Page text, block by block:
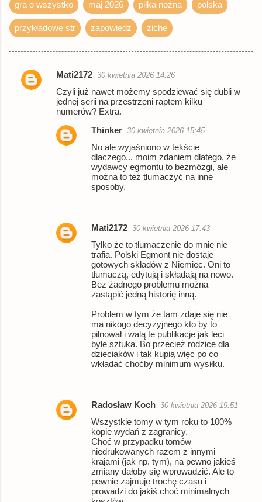
Empik
książka 38,12 zł
gra o wszystko maj 2026 piłka nożna polska
przykładowe str zapowiedź ziche
K
Mati2172 30 kwietnia 2026 14:26
Czyli już nawet możemy spodziewać się dubli w
jednej serii na przestrzeni raptem kilku
numerów? Extra.
Thinker 30 kwietnia 2026 15:45
No ale wyjaśniono w tekście
dlaczego... moim zdaniem dlatego, że
wydawcy egmontu to bezmózgi, ale
można to też tłumaczyć na inne
sposoby.
Mati2172 30 kwietnia 2026 17:43
Tylko że to tłumaczenie do mnie nie
trafia. Polski Egmont nie dostaje
gotowych składów z Niemiec. Oni to
tłumaczą, edytują i składają na nowo.
Bez żadnego problemu można
zastąpić jedną historię inną.
Problem w tym że tam zdaje się nie
ma nikogo decyzyjnego kto by to
pilnował i walą te publikacje jak leci
byle sztuka. Bo przecież rodzice dla
dzieciaków i tak kupią więc po co
wkładać choćby minimum wysiłku.
Radosław Koch 30 kwietnia 2026 19:51
Wszystkie tomy w tym roku to 100%
kopie wydań z zagranicy.
Choć w przypadku tomów
niedrukowanych razem z innymi
krajami (jak np. tym), na pewno jakieś
zmiany dałoby się wprowadzić. Ale to
pewnie zajmuje trochę czasu i
prowadzi do jakiś choć minimalnych